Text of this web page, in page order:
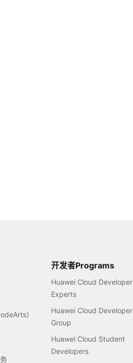
）
开发者Programs
Huawei Cloud Developer
Experts
Huawei Cloud Developer
Group
Huawei Cloud Student
Developers